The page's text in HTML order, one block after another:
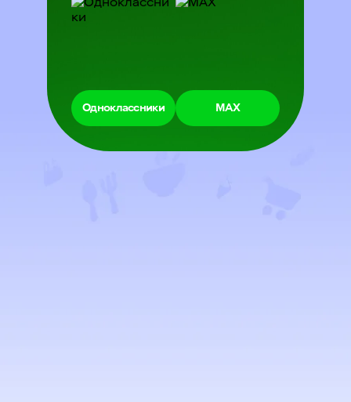
Одноклассники МАХ